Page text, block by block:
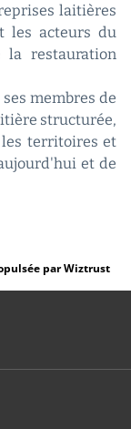
laitières
les acteurs du
restauration
membres de
structurée,
les territoires et
et de
par Wiztrust